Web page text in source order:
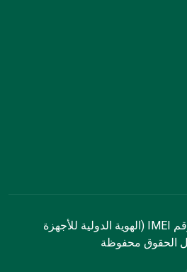
© IMEI.org - التحقق من رقم IMEI (الهوية الدولية للأجهزة